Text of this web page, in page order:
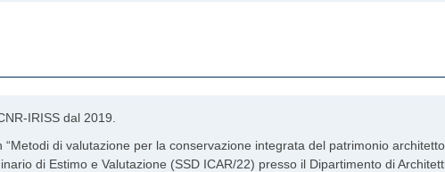
IRISS dal 2019.
di valutazione per la conservazione integrata del patrimonio
di Estimo e Valutazione (SSD ICAR/22) presso il Dipartimento di